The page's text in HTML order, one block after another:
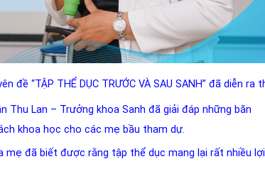
đề “TẬP THỂ DỤC TRƯỚC VÀ SAU SANH” đã diễn ra
Thu Lan – Trưởng khoa Sanh đã giải đáp những băn
khoa học cho các mẹ bầu tham dự.
mẹ đã biết được rằng tập thể dục mang lại rất nhiều lợi